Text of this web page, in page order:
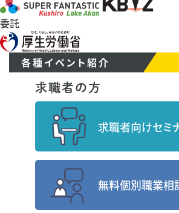
委託
各種イベント紹介
求職者の方
求職者向けセミ
無料個別職業相